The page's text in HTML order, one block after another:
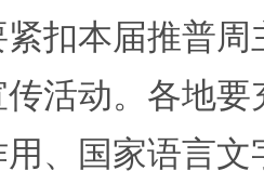
扣本届推普
活动。各地
、国家语言